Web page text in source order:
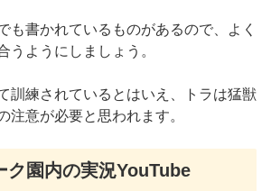
も書かれているものがあるので、よく
うようにしましょう。
訓練されているとはいえ、トラは猛獣
注意が必要と思われます。
ク園内の実況YouTube